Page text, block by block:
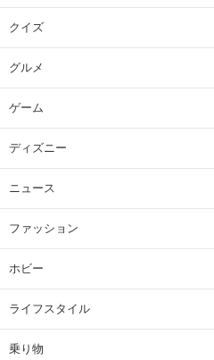
クイズ
グルメ
ゲーム
ディズニー
ニュース
ファッション
ホビー
ライフスタイル
乗り物